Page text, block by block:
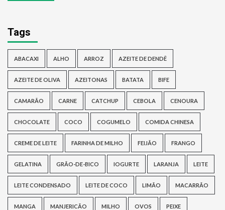
Tags
ABACAXI ALHO ARROZ AZEITE DE DENDÊ
AZEITE DE OLIVA AZEITONAS BATATA BIFE
CAMARÃO CARNE CATCHUP CEBOLA CENOURA
CHOCOLATE COCO COGUMELO COMIDA CHINESA
CREME DE LEITE FARINHA DE MILHO FEIJÃO FRANGO
GELATINA GRÃO-DE-BICO IOGURTE LARANJA LEITE
LEITE CONDENSADO LEITE DE COCO LIMÃO MACARRÃO
MANGA MANJERICÃO MILHO OVOS PEIXE